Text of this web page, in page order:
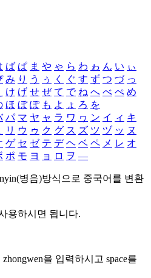
ば ぱ ま や ゃ ら わ ゎ ん い ぃ
み り う ぅ く ぐ す ず つ づ っ
け げ せ ぜ て で ね へ べ ぺ め
ほ ぼ ぽ も よ ょ ろ を
パ マ ヤ ャ ラ ワ ヮ ン イ ィ キ
リ ウ ゥ ク グ ス ズ ツ ヅ ッ ヌ
ゲ セ ゼ テ デ ヘ ベ ペ メ レ オ
ポ モ ヨ ョ ロ ヲ ―
병음)방식으로 중국어를 변환
용하시면 됩니다.
zhongwen을 입력하시고 space를